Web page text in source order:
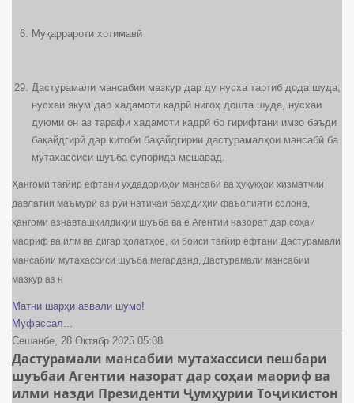
Муқаррароти хотимавӣ
Дастурамали мансабии мазкур дар ду нусха тартиб дода шуда,
нусхаи якум дар хадамоти кадрӣ нигоҳ дошта шуда, нусхаи
дуюми он аз тарафи хадамоти кадрӣ бо гирифтани имзо баъди
бақайдгирӣ дар китоби бақайдгирии дастурамалҳои мансабӣ ба
мутахассиси шуъба супорида мешавад.
Ҳангоми тағйир ёфтани уҳдадориҳои мансабӣ ва ҳуқуқҳои хизматчии
давлатии маъмурӣ аз рӯи натиҷаи баҳодиҳии фаъолияти солона,
ҳангоми азнавташкилдиҳии шуъба ва ё Агентии назорат дар соҳаи
маориф ва илм ва дигар ҳолатҳое, ки боиси тағйир ёфтани Дастурамали
мансабии мутахассиси шуъба мегарданд, Дастурамали мансабии
мазкур аз н
Матни шарҳи аввали шумо!
Муфассал...
Сешанбе, 28 Октябр 2025 05:08
Дастурамали мансабии мутахассиси пешбари
шуъбаи Агентии назорат дар соҳаи маориф ва
илми назди Президенти Ҷумҳурии Тоҷикистон